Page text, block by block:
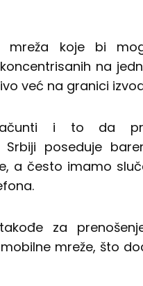
mreža koje bi
na
već na granici
i to da
Srbiji poseduje
a često imamo
za
mreže, što